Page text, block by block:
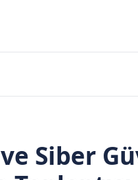
ve Siber